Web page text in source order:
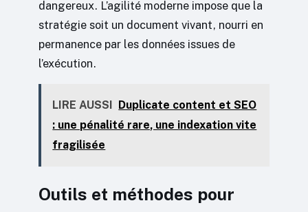
dangereux. L’agilité moderne impose que la
stratégie soit un document vivant, nourri en
permanence par les données issues de
l’exécution.
LIRE AUSSI
Duplicate content et SEO
: une pénalité rare, une indexation vite
fragilisée
Outils et méthodes pour